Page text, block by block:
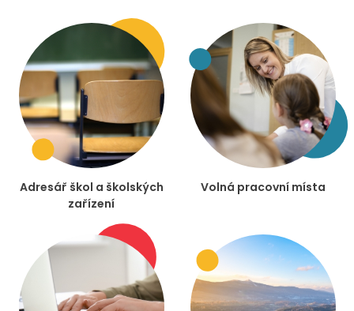
Adresář škol a školských
zařízení
Volná pracovní místa